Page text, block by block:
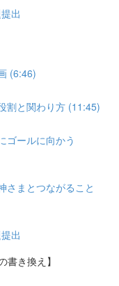
出
(6:46)
割と関わり方 (11:45)
ゴールに向かう
まとつながること
出
き換え】